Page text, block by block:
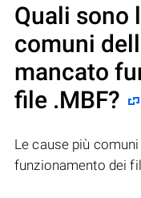
Quali sono
comuni
mancato
file .MBF?
Le cause più
funzionamento dei